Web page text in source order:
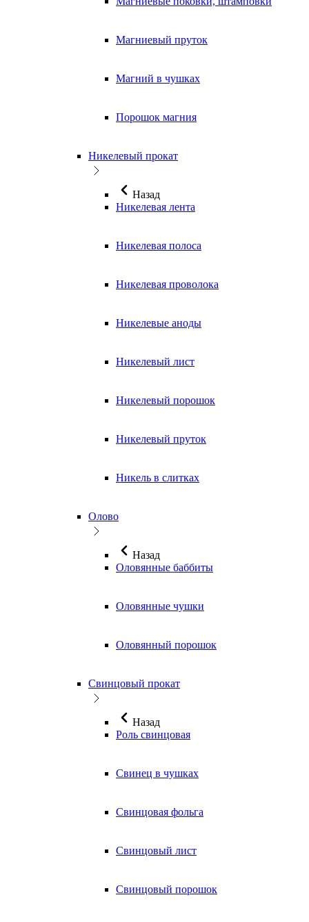
Магниевый пруток
Магний в чушках
Порошок магния
Никелевый прокат
Назад
Никелевая лента
Никелевая полоса
Никелевая проволока
Никелевые аноды
Никелевый лист
Никелевый порошок
Никелевый пруток
Никель в слитках
Олово
Назад
Оловянные баббиты
Оловянные чушки
Оловянный порошок
Свинцовый прокат
Назад
Роль свинцовая
Свинец в чушках
Свинцовая фольга
Свинцовый лист
Свинцовый порошок